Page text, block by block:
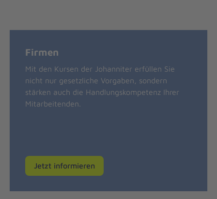
Firmen
Mit den Kursen der Johanniter erfüllen Sie
nicht nur gesetzliche Vorgaben, sondern
stärken auch die Handlungskompetenz Ihrer
Mitarbeitenden.
Jetzt informieren